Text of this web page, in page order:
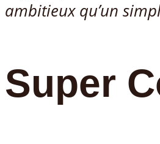
ambitieux qu’un
Super